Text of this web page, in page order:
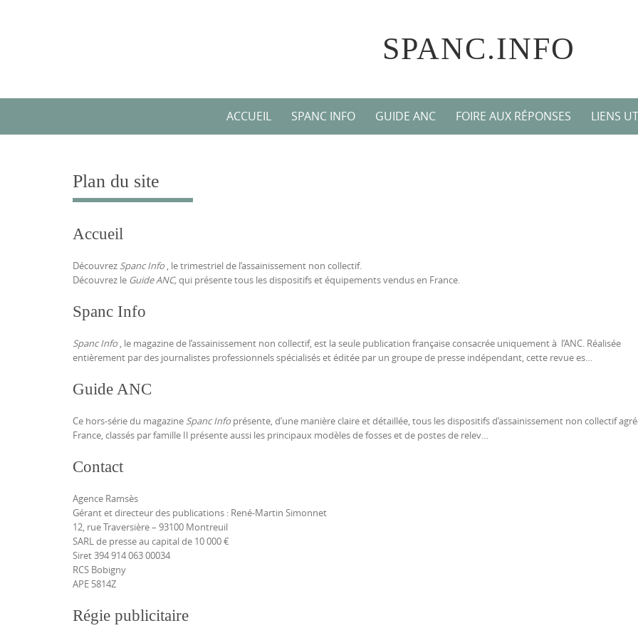
SPANC.INFO
ACCUEIL SPANC INFO GUIDE ANC FOIRE AUX RÉPONSES LIENS
Plan du site
Accueil
Découvrez Spanc Info , le trimestriel de l’assainissement non collectif.
Découvrez le Guide ANC,qui présente tous les dispositifs et équipements vendus en France.
Spanc Info
Spanc Info , le magazine de l’assainissement non collectif, est la seule publication française consacrée uniquement à l’ANC. Réalisée
entièrement par des journalistes professionnels spécialisés et éditée par un groupe de presse indépendant, cette revue es…
Guide ANC
Ce hors-série du magazine Spanc Info présente, d’une manière claire et détaillée, tous les dispositifs d’assainissement non collectif
France, classés par famille Il présente aussi les principaux modèles de fosses et de postes de relev…
Contact
Agence Ramsès
Gérant et directeur des publications : René-Martin Simonnet
12, rue Traversière – 93100 Montreuil
SARL de presse au capital de 10 000 €
Siret 394 914 063 00034
RCS Bobigny
APE 5814Z
Régie publicitaire